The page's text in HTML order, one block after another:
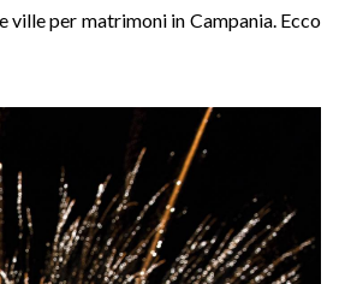
per matrimoni in Campania. Ecco